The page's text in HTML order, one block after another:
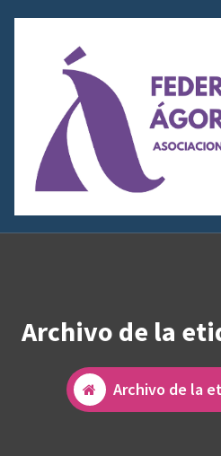
Archivo de la
Archivo de la